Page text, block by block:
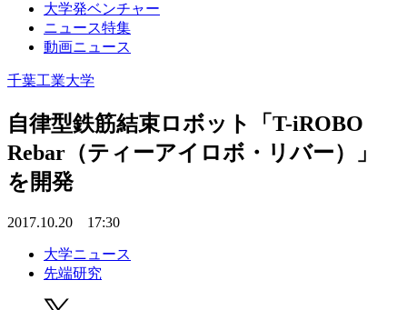
大学発ベンチャー
ニュース特集
動画ニュース
千葉工業大学
自律型鉄筋結束ロボット「T-iROBO
Rebar（ティーアイロボ・リバー）」
を開発
2017.10.20 17:30
大学ニュース
先端研究